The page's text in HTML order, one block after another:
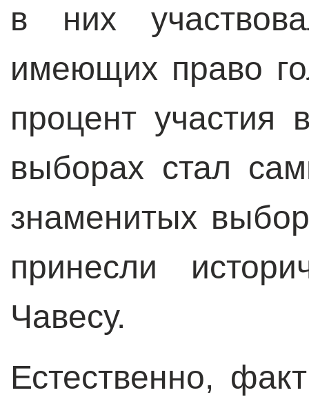
в них
имеющих право
процент участия
выборах стал
знаменитых
принесли
Чавесу.
Естественно,